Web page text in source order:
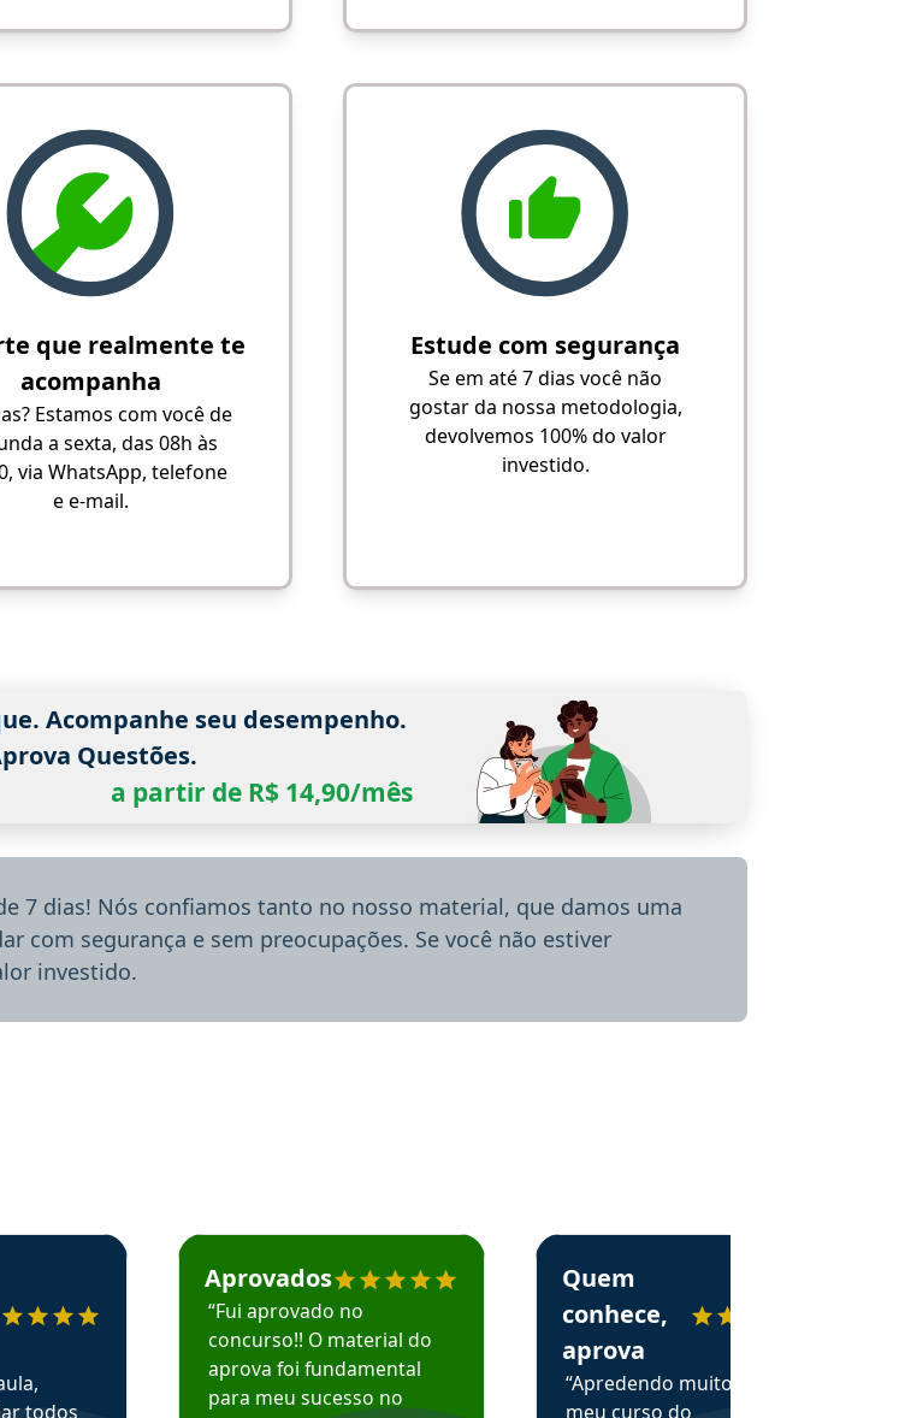
que realmente te
acompanha
Estamos com você de
a sexta, das 08h às
via WhatsApp, telefone
e e-mail.
Estude com segurança
Se em até 7 dias você não
gostar da nossa metodologia,
devolvemos 100% do valor
investido.
Acompanhe seu desempenho.
Questões.
a partir de R$ 14,90/mês
7 dias! Nós confiamos tanto no nosso material, que damos uma
com segurança e sem preocupações. Se você não estiver
investido.
o Aprova Concursos em depoimento
todos
Estudante Mário recomenda o Aprova Concursos em depoimento
Aprovados
“Fui aprovado no
concurso!! O material do
aprova foi fundamental
para meu sucesso no
Estudante Alessandra recomenda o Aprova
Quem
conhece,
aprova
“Apredendo muito no
meu curso do